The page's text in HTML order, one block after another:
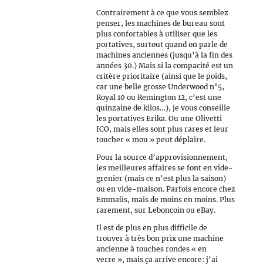
Contrairement à ce que vous semblez
penser, les machines de bureau sont
plus confortables à utiliser que les
portatives, surtout quand on parle de
machines anciennes (jusqu’à la fin des
années 30.) Mais si la compacité est un
critère prioritaire (ainsi que le poids,
car une belle grosse Underwood n°5,
Royal 10 ou Remington 12, c’est une
quinzaine de kilos…), je vous conseille
les portatives Erika. Ou une Olivetti
ICO, mais elles sont plus rares et leur
toucher « mou » peut déplaire.
Pour la source d’approvisionnement,
les meilleures affaires se font en vide-
grenier (mais ce n’est plus la saison)
ou en vide-maison. Parfois encore chez
Emmaüs, mais de moins en moins. Plus
rarement, sur Leboncoin ou eBay.
Il est de plus en plus difficile de
trouver à très bon prix une machine
ancienne à touches rondes « en
verre », mais ça arrive encore: j’ai